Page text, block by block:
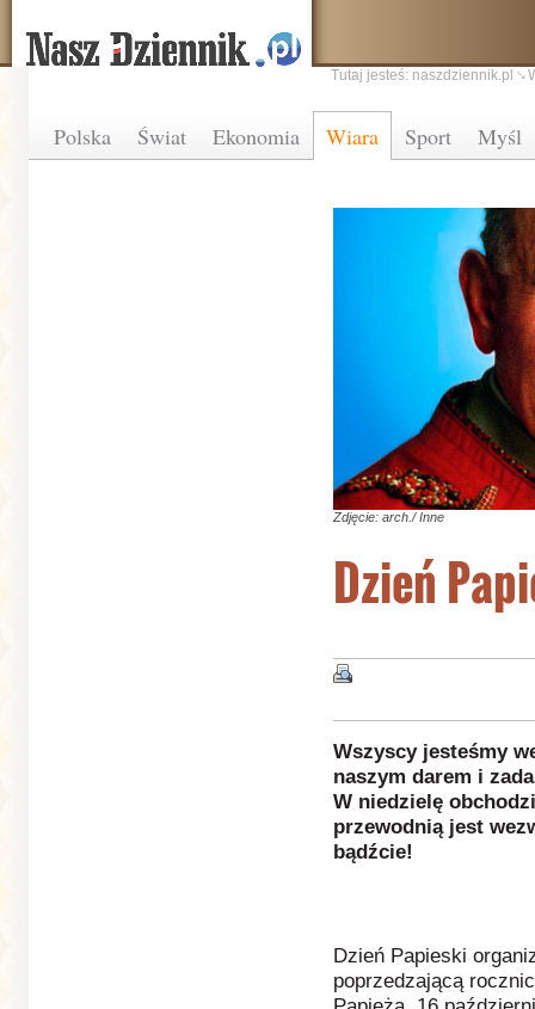
Polska Świat Ekonomia Wiara Sport Myśl
Tutaj jesteś: naszdziennik.pl
Zdjęcie: arch./ Inne
Dzień
Wszyscy jesteśmy
naszym darem i
W niedzielę
przewodnią jest
bądźcie!
Dzień Papieski
poprzedzającą